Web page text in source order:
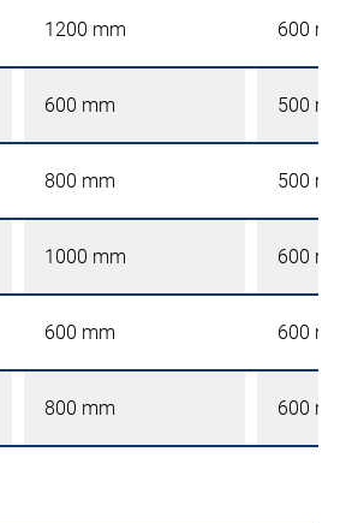
1200 mm 600
600 mm 500
800 mm 500
1000 mm 600
600 mm 600
800 mm 600